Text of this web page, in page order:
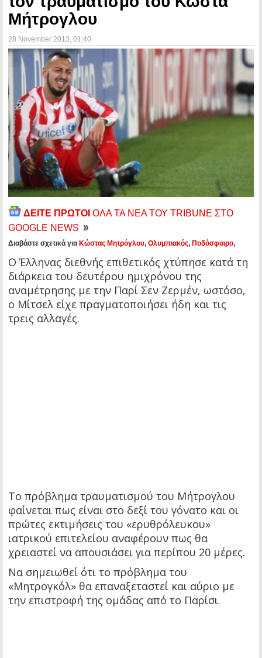
Μήτρογλου
28 November 2013 , 01:40
ΔΕΙΤΕ ΠΡΩΤΟΙ ΟΛΑ ΤΑ ΝΕΑ ΤΟΥ TRIBUNE ΣΤΟ
GOOGLE NEWS
Διαβάστε σχετικά για Κώστας Μητρόγλου, Ολυμπιακός, Ποδόσφαιρο,
Ο Έλληνας διεθνής επιθετικός χτύπησε κατά τη
διάρκεια του δευτέρου ημιχρόνου της
αναμέτρησης με την Παρί Σεν Ζερμέν, ωστόσο,
ο Μίτσελ είχε πραγματοποιήσει ήδη και τις
τρεις αλλαγές.
Το πρόβλημα τραυματισμού του Μήτρογλου
φαίνεται πως είναι στο δεξί του γόνατο και οι
πρώτες εκτιμήσεις του «ερυθρόλευκου»
ιατρικού επιτελείου αναφέρουν πως θα
χρειαστεί να απουσιάσει για περίπου 20 μέρες.
Να σημειωθεί ότι το πρόβλημα του
«Μητρογκόλ» θα επαναξεταστεί και αύριο με
την επιστροφή της ομάδας από το Παρίσι.